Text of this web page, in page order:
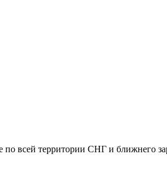
по всей территории СНГ и ближнего